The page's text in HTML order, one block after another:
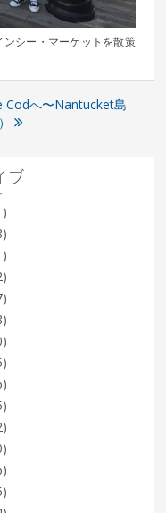
シー・マーケットを散策
Codへ〜Nantucket島
ブ